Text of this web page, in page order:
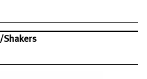
/Shakers